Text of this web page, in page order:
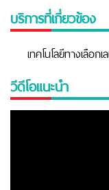
บริการที่เกี่ยวข้อง
เทคโนโลยีทางเลือก
วีดีโอแนะนำ